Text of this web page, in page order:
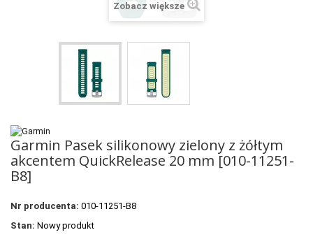
ORIENT ZEGARKI
OBAKU DENMARK ZEGARKI
POLECANE PRODUKTY
PROMOCJE
+
OUTLET
WYPRZEDAŻ
Zobacz większe
Garmin Pasek silikonowy zielony z żółtym
akcentem QuickRelease 20 mm [010-11251-
B8]
Nr producenta: 010-11251-B8
Stan: Nowy produkt